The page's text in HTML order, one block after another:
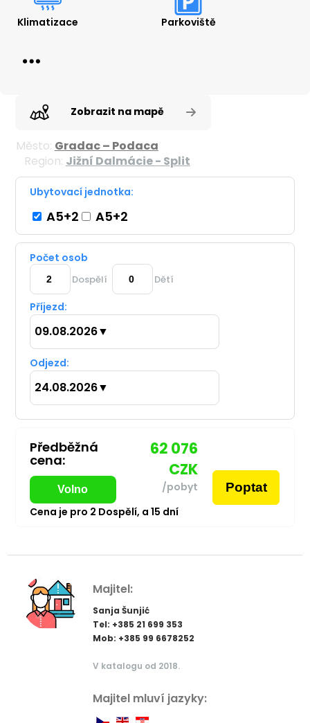
Klimatizace Parkoviště
Zobrazit na mapě
Město: Gradac – Podaca
Region: Jižní Dalmácie - Split
Ubytovací jednotka:
A5+2 A5+2
Počet osob
Dospělí Dětí
Příjezd:
09.08.2026▼
Odjezd:
24.08.2026▼
Předběžná
cena:
Volno
62 076
CZK
/pobyt Poptat
Cena je pro 2 Dospělí, a 15 dní
Majitel:
Sanja Šunjić
Tel: +385 21 699 353
Mob: +385 99 6678252
V katalogu od 2018.
Majitel mluví jazyky: